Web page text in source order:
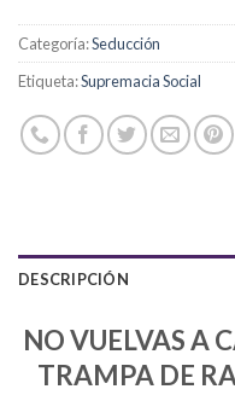
Categoría:Seducción
Etiqueta:Supremacia Social
DESCRIPCIÓN
NO VUELVAS A
TRAMPA DE